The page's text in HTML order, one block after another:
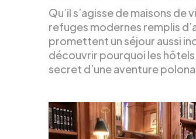
Qu’il s’agisse de maisons
refuges modernes remplis
promettent un séjour aussi
découvrir pourquoi les
secret d’une aventure